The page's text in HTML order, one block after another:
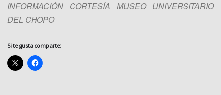
INFORMACIÓN CORTESÍA MUSEO UNIVERSITARIO
DEL CHOPO
Si te gusta comparte: